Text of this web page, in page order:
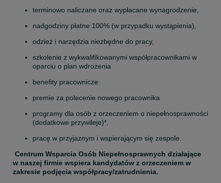
terminowo naliczane oraz wypłacane wynagrodzenie,
nadgodziny płatne 100% (w przypadku wystąpienia),
odzież i narzędzia niezbędne do pracy,
szkolenie z wykwalifikowanymi współpracownikami w
oparciu o plan wdrożenia
benefity pracownicze
premie za polecenie nowego pracownika
programy dla osób z orzeczeniem o niepełnosprawności
(dodatkowe przywileje)*,
pracę w przyjaznym i wspierającym się zespole.
Centrum Wsparcia Osób Niepełnosprawnych działające
w naszej firmie wspiera kandydatów z orzeczeniem w
zakresie podjęcia współpracy/zatrudnienia.